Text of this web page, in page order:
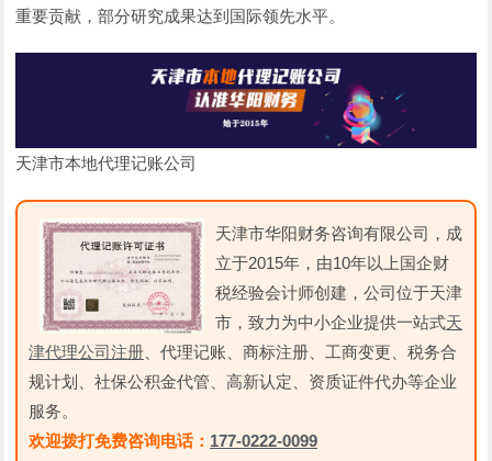
重要贡献，部分研究成果达到国际领先水平。
天津市本地代理记账公司
天津市华阳财务咨询有限公司，成
立于2015年，由10年以上国企财
税经验会计师创建，公司位于天津
市，致力为中小企业提供一站式天
津代理公司注册、代理记账、商标注册、工商变更、税务合
规计划、社保公积金代管、高新认定、资质证件代办等企业
服务。
欢迎拨打免费咨询电话： 177-0222-0099